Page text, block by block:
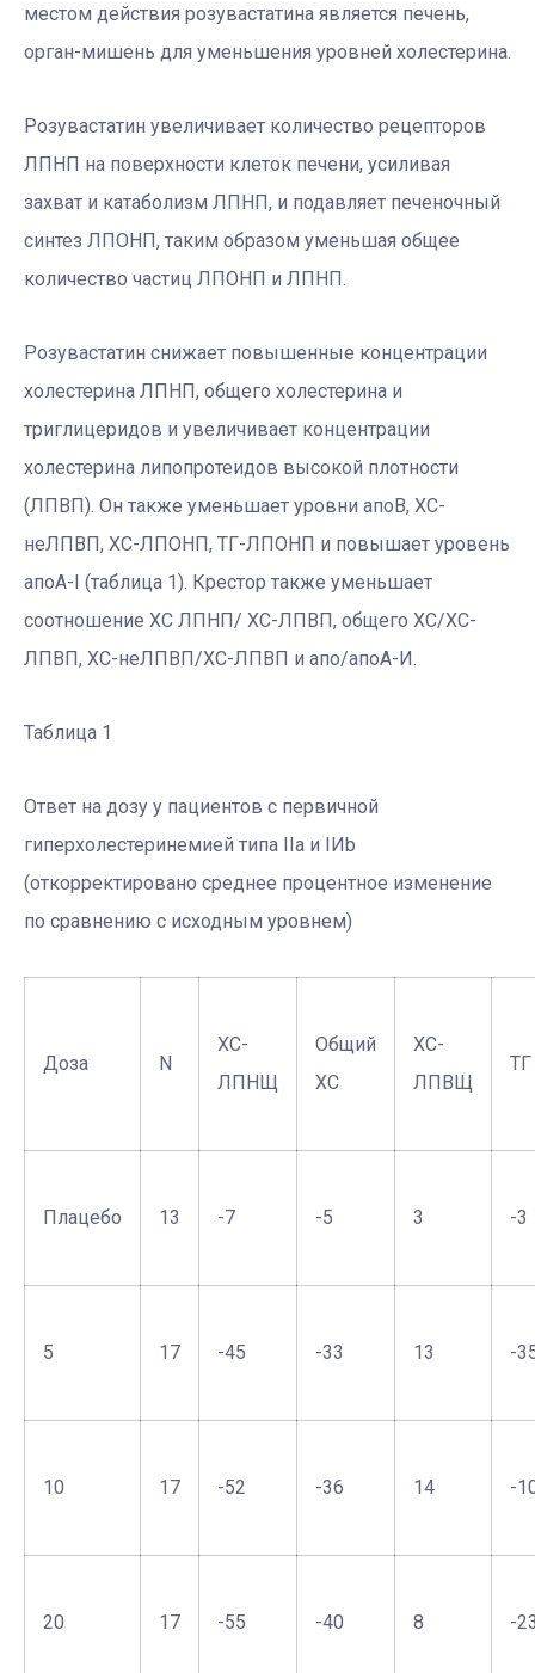
местом действия розувастатина является печень,
орган-мишень для уменьшения уровней холестерина.
Розувастатин увеличивает количество рецепторов
ЛПНП на поверхности клеток печени, усиливая
захват и катаболизм ЛПНП, и подавляет печеночный
синтез ЛПОНП, таким образом уменьшая общее
количество частиц ЛПОНП и ЛПНП.
Розувастатин снижает повышенные концентрации
холестерина ЛПНП, общего холестерина и
триглицеридов и увеличивает концентрации
холестерина липопротеидов высокой плотности
(ЛПВП). Он также уменьшает уровни апоВ, ХС-
неЛПВП, ХС-ЛПОНП, ТГ-ЛПОНП и повышает уровень
апоА-I (таблица 1). Крестор также уменьшает
соотношение ХС ЛПНП/ ХС-ЛПВП, общего ХС/ХС-
ЛПВП, ХС-неЛПВП/ХС-ЛПВП и апо/апоА-И.
Таблица 1
Ответ на дозу у пациентов с первичной
гиперхолестеринемией типа IIa и IИb
(откорректировано среднее процентное изменение
по сравнению с исходным уровнем)
Доза N
ХС-
ЛПНЩ
Общий
ХС
ХС-
ЛПВЩ
ТГ
Плацебо 13 -7 -5 3 -3
5 17 -45 -33 13 -
10 17 -52 -36 14 -
20 17 -55 -40 8 -